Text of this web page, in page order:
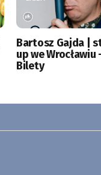
Bartosz Gajda |
up we Wrocławiu
Bilety